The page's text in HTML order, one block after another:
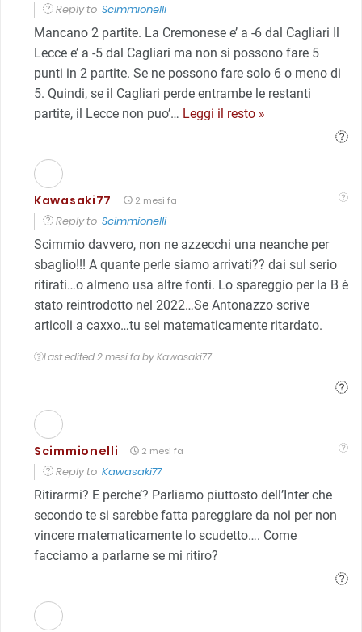
Reply to Scimmionelli
Mancano 2 partite. La Cremonese e’ a -6 dal Cagliari Il
Lecce e’ a -5 dal Cagliari ma non si possono fare 5
punti in 2 partite. Se ne possono fare solo 6 o meno di
5. Quindi, se il Cagliari perde entrambe le restanti
partite, il Lecce non puo’… Leggi il resto »
Kawasaki77 2 mesi fa
Reply to Scimmionelli
Scimmio davvero, non ne azzecchi una neanche per
sbaglio!!! A quante perle siamo arrivati?? dai sul serio
ritirati…o almeno usa altre fonti. Lo spareggio per la B è
stato reintrodotto nel 2022…Se Antonazzo scrive
articoli a caxxo…tu sei matematicamente ritardato.
Last edited 2 mesi fa by Kawasaki77
Scimmionelli 2 mesi fa
Reply to Kawasaki77
Ritirarmi? E perche’? Parliamo piuttosto dell’Inter che
secondo te si sarebbe fatta pareggiare da noi per non
vincere matematicamente lo scudetto…. Come
facciamo a parlarne se mi ritiro?